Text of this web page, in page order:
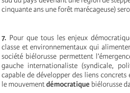
cinquante ans une forêt marécageuse)
7. Pour que tous les enjeux
classe et environnementaux qui
société biélorusse permettent
gauche internationaliste (syndicale,
capable de développer des liens concrets
le mouvementdémocratique biélorusse